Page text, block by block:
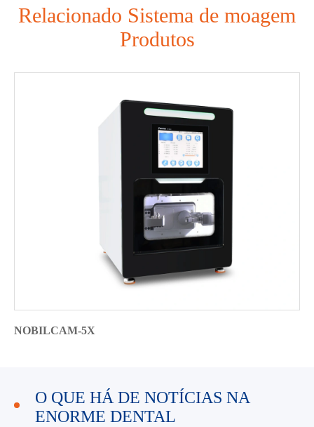
Relacionado Sistema de moagem
Produtos
NOBILCAM-5X
O QUE HÁ DE NOTÍCIAS NA
ENORME DENTAL